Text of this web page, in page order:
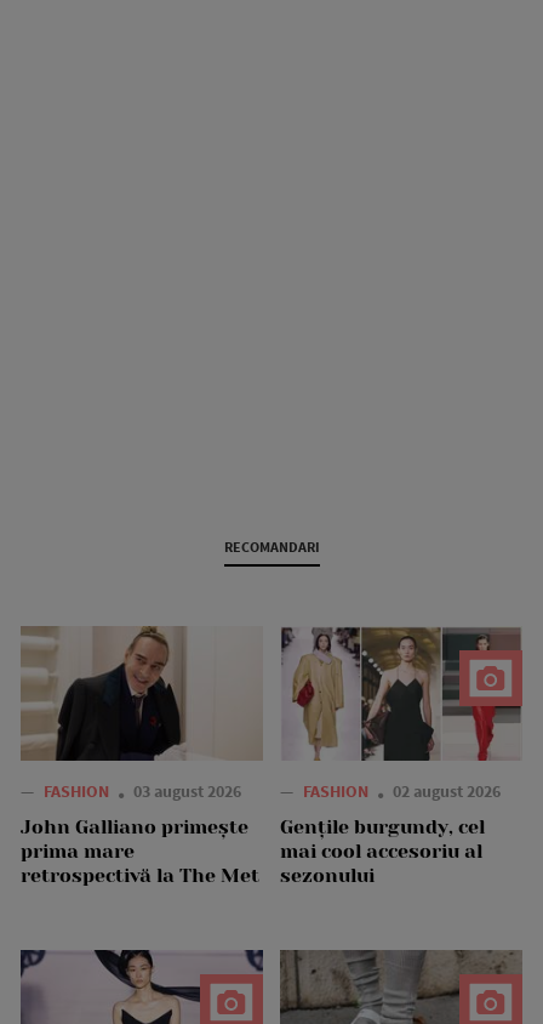
RECOMANDARI
— FASHION 03 august 2026
John Galliano primește
prima mare
retrospectivă la The Met
— FASHION 02 august 2026
Gențile burgundy, cel
mai cool accesoriu al
sezonului